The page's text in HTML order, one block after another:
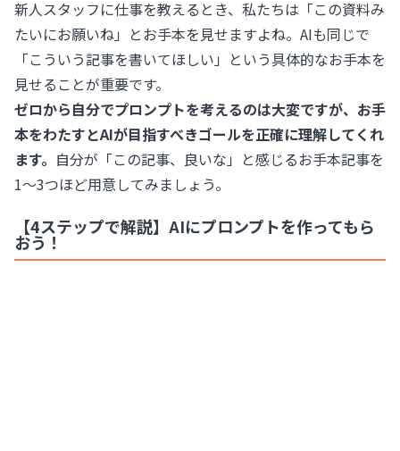
新人スタッフに仕事を教えるとき、私たちは「この資料み
たいにお願いね」とお手本を見せますよね。AIも同じで
「こういう記事を書いてほしい」という具体的なお手本を
見せることが重要です。
ゼロから自分でプロンプトを考えるのは大変ですが、お手
本をわたすとAIが目指すべきゴールを正確に理解してくれ
ます。 自分が「この記事、良いな」と感じるお手本記事を
1〜3つほど用意してみましょう。
【4ステップで解説】AIにプロンプトを作ってもら
おう！